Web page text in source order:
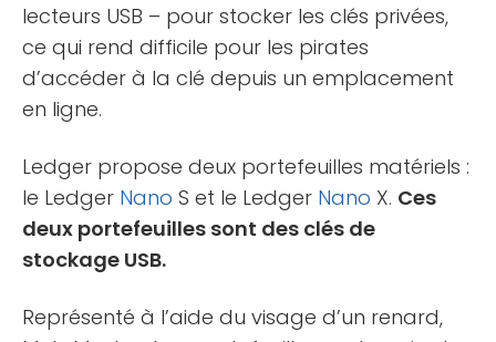
lecteurs USB – pour stocker les clés privées,
ce qui rend difficile pour les pirates
d’accéder à la clé depuis un emplacement
en ligne.
Ledger propose deux portefeuilles matériels :
le Ledger Nano S et le Ledger Nano X. Ces
deux portefeuilles sont des clés de
stockage USB.
Représenté à l’aide du visage d’un renard,